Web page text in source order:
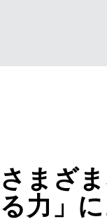
さまざ
る力」に